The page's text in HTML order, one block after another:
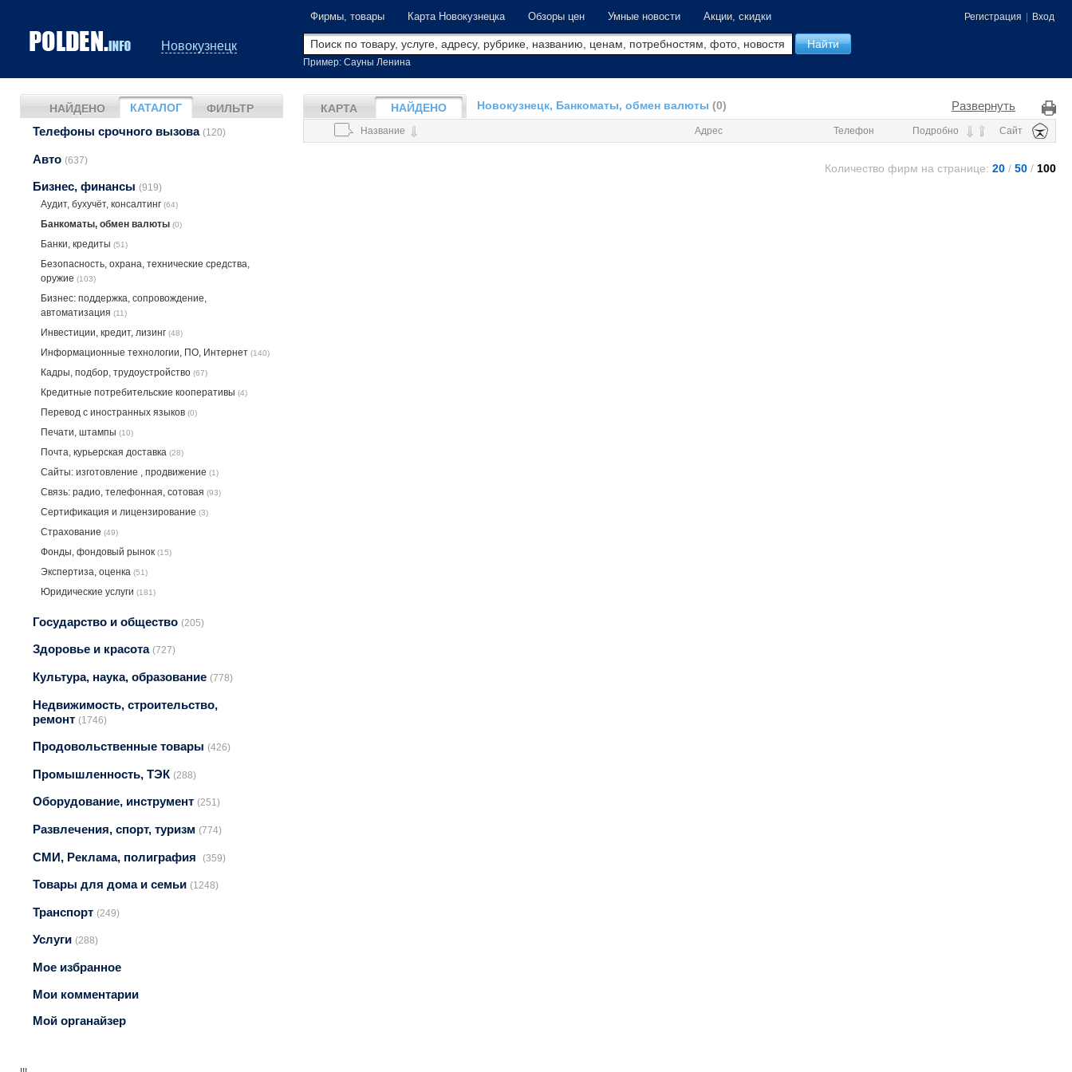
Новокузнецк
Регистрация Вход
Фирмы, товары Карта Новокузнецка Обзоры цен Умные новости Акции, скидки
Пример: Сауны Ленина
НАЙДЕНО КАТАЛОГ ФИЛЬТР
Телефоны срочного вызова (120)
Авто (637)
Бизнес, финансы (919)
Аудит, бухучёт, консалтинг (64)
Банкоматы, обмен валюты (0)
Банки, кредиты (51)
Безопасность, охрана, технические средства,
оружие (103)
Бизнес: поддержка, сопровождение,
автоматизация (11)
Инвестиции, кредит, лизинг (48)
Информационные технологии, ПО, Интернет (140)
Кадры, подбор, трудоустройство (67)
Кредитные потребительские кооперативы (4)
Перевод с иностранных языков (0)
Печати, штампы (10)
Почта, курьерская доставка (28)
Сайты: изготовление , продвижение (1)
Связь: радио, телефонная, сотовая (93)
Сертификация и лицензирование (3)
Страхование (49)
Фонды, фондовый рынок (15)
Экспертиза, оценка (51)
Юридические услуги (181)
Государство и общество (205)
Здоровье и красота (727)
Культура, наука, образование (778)
Недвижимость, строительство,
ремонт (1746)
Продовольственные товары (426)
Промышленность, ТЭК (288)
Оборудование, инструмент (251)
Развлечения, спорт, туризм (774)
СМИ, Реклама, полиграфия (359)
Товары для дома и семьи (1248)
Транспорт (249)
Услуги (288)
Мое избранное
Мои комментарии
Мой органайзер
Развернуть
КАРТА НАЙДЕНО Новокузнецк, Банкоматы, обмен валюты (0)
Название Адрес Телефон Подробно Сайт
Количество фирм на странице: 20 / 50 / 100